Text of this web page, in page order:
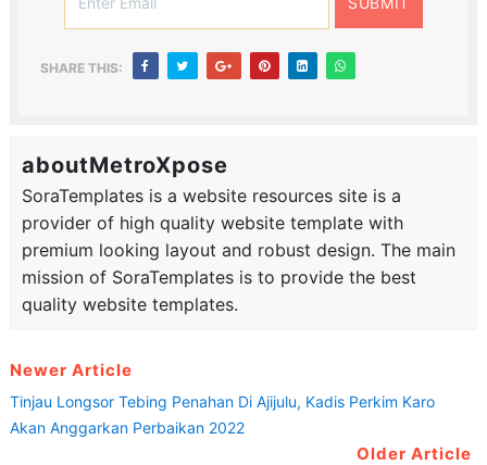
SHARE THIS:
aboutMetroXpose
SoraTemplates is a website resources site is a
provider of high quality website template with
premium looking layout and robust design. The main
mission of SoraTemplates is to provide the best
quality website templates.
Newer Article
Tinjau Longsor Tebing Penahan Di Ajijulu, Kadis Perkim Karo
Akan Anggarkan Perbaikan 2022
Older Article